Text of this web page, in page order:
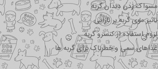
مسواک زدن دندان گربه
تاثیر موی گربه بر نازایی
لزوم استفاده از کنسرو گربه
غذاهای سمی و خطرناک برای گربه ها